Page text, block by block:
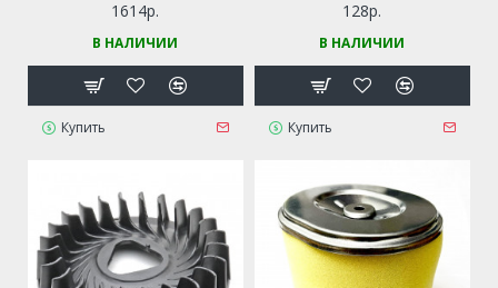
ГЕНЕРАТОРА, МОТОБЛОКА /
ВИБРОПЛИТЫ,
СНЕГОУБОРЩИКА И ПР.
1614р.
В НАЛИЧИИ
Купить
CHAMPION G390-
1HK,390HK/GG7200E
128р.
В НАЛИЧИИ
Купить